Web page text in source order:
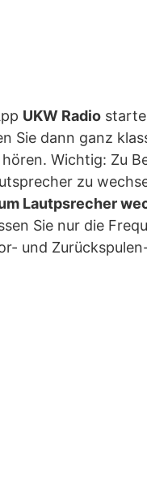
UKW Radio
Sie dann ganz
Wichtig: Zu
zu
Lautpsrecher
Sie nur die
und